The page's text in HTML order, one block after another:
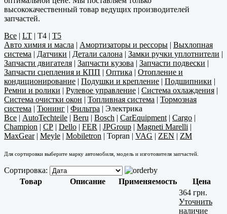
высококачественный товар ведущих производителей
запчастей.
Все | LT | T4 | T5
Авто химия и масла | Амортизаторы и рессоры | Выхлопная
система | Датчики | Детали салона | Замки ручки уплотнители |
Запчасти двигателя | Запчасти кузова | Запчасти подвески |
Запчасти сцепления и КПП | Оптика | Отопление и
кондиционирование | Подушки и крепление | Подшипники |
Ремни и ролики | Рулевое управление | Система охлаждения |
Система очистки окон | Топливная система | Тормозная
система | Тюнинг | Фильтра | Электрика
Все | AutoTechteile | Beru | Bosch | CarEquipment | Cargo |
Champion | CP | Dello | FER | JPGroup | Magneti Marelli |
MaxGear| Meyle | Mobiletron | Topran | VAG | ZEN | ZM
Для сортировки выберите марку автомобиля, модель и изготовителя запчастей.
Сортировка:
Товар
Описание Применяемость Цена
364 грн.
Уточнить
наличие